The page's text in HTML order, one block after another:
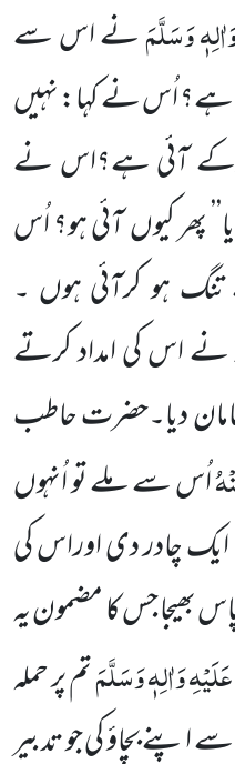
وَسَلَّمَنے اس سے
آئی ہے؟ اُس نے کہا: نہیں
کرکے آئی ہے؟اس نے
پھر کیوںآئی ہو؟ اُس
ہو کرآئی ہوں ۔
نے اس کی امداد کرتے
دیا۔حضرت حاطب
اُس سے ملے تو اُنہوں
چادر دی اوراس کی
بھیجا جس کا مضمون یہ
وَاٰلِہٖ وَسَلَّمَتم پر حملہ
اپنے بچاؤ کی جو تدبیر